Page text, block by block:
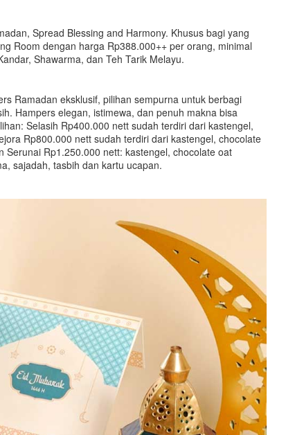
Spread Blessing and Harmony. Khusus bagi yang
Room dengan harga Rp388.000++ per orang, minimal
Shawarma, dan Teh Tarik Melayu.
Ramadan eksklusif, pilihan sempurna untuk berbagi
Hampers elegan, istimewa, dan penuh makna bisa
Selasih Rp400.000 nett sudah terdiri dari kastengel,
Rp800.000 nett sudah terdiri dari kastengel, chocolate
Rp1.250.000 nett: kastengel, chocolate oat
sajadah, tasbih dan kartu ucapan.